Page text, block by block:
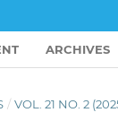
ARCHIVES
/ VOL. 21 NO. 2